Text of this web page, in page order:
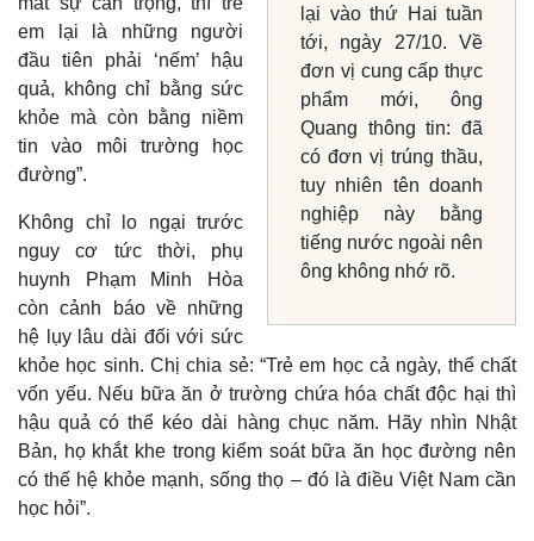
Thế giới
Quan sát
Cuộc sống đó đây
Hồ sơ
Multimedia
Video
Ảnh
E-Magazine
Infographic
lại vào thứ Hai tuần
tới, ngày 27/10. Về
đơn vị cung cấp thực
phẩm mới, ông
Quang thông tin: đã
có đơn vị trúng thầu,
tuy nhiên tên doanh
nghiệp này bằng
tiếng nước ngoài nên
ông không nhớ rõ.
em lại là những người
đầu tiên phải ‘nếm’ hậu
quả, không chỉ bằng sức
khỏe mà còn bằng niềm
tin vào môi trường học
đường”.
Không chỉ lo ngại trước
nguy cơ tức thời, phụ
huynh Phạm Minh Hòa
còn cảnh báo về những
hệ lụy lâu dài đối với sức
khỏe học sinh. Chị chia sẻ: “Trẻ em học cả ngày, thể chất
vốn yếu. Nếu bữa ăn ở trường chứa hóa chất độc hại thì
hậu quả có thể kéo dài hàng chục năm. Hãy nhìn Nhật
Bản, họ khắt khe trong kiểm soát bữa ăn học đường nên
có thế hệ khỏe mạnh, sống thọ – đó là điều Việt Nam cần
học hỏi”.